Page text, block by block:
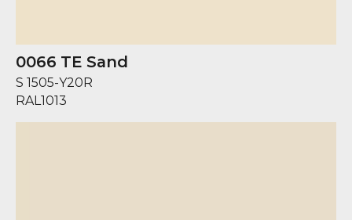
0066 TE Sand
S 1505-Y20R
RAL1013